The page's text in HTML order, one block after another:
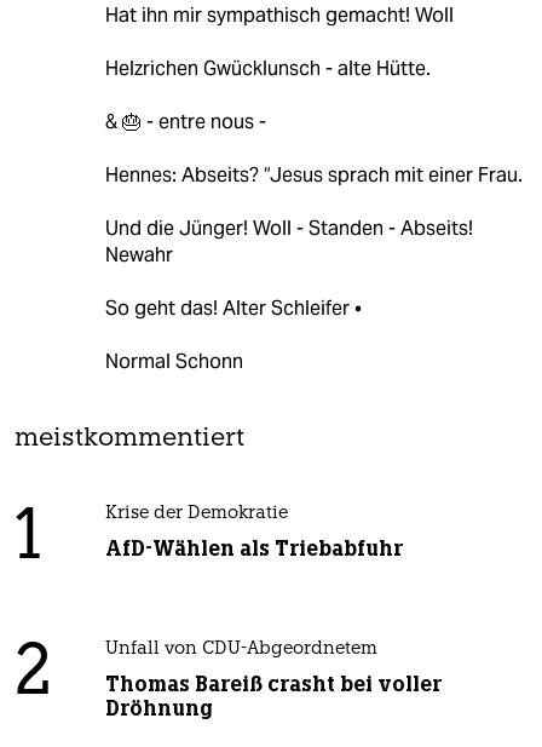
Hat ihn mir sympathisch gemacht! Woll
Helzrichen Gwücklunsch - alte Hütte.
& 🎂 - entre nous -
Hennes: Abseits? “Jesus sprach mit einer Frau.
Und die Jünger! Woll - Standen - Abseits!
Newahr
So geht das! Alter Schleifer •
Normal Schonn
meistkommentiert
1 Krise der Demokratie
AfD-Wählen als Triebabfuhr
2 Unfall von CDU-Abgeordnetem
Thomas Bareiß crasht bei voller
Dröhnung